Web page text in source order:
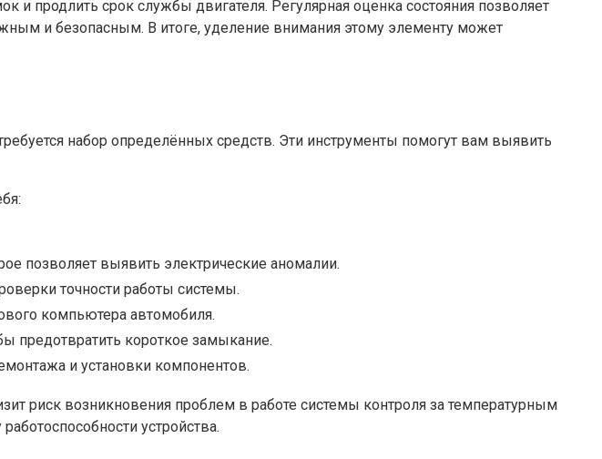
и продлить срок службы двигателя. Регулярная оценка состояния позволяет
и безопасным. В итоге, уделение внимания этому элементу может
набор определённых средств. Эти инструменты помогут вам выявить
позволяет выявить электрические аномалии.
точности работы системы.
компьютера автомобиля.
предотвратить короткое замыкание.
и установки компонентов.
риск возникновения проблем в работе системы контроля за температурным
устройства.